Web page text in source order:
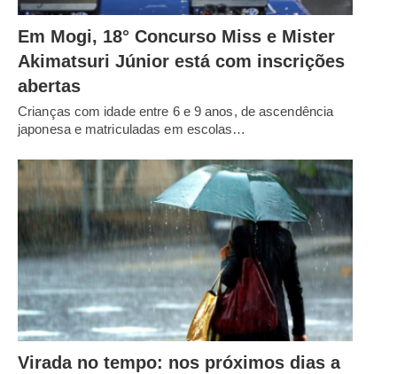
Em Mogi, 18° Concurso Miss e Mister
Akimatsuri Júnior está com inscrições
abertas
Crianças com idade entre 6 e 9 anos, de ascendência
japonesa e matriculadas em escolas…
Virada no tempo: nos próximos dias a